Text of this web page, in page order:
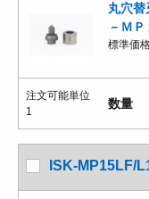
丸穴
－Ｍ
標準価
注文可能単位
1
数量
ISK-MP15LF/